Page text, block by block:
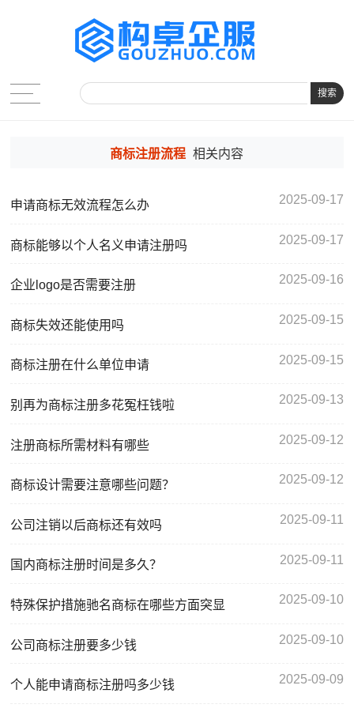
搜索
商标注册流程 相关内容
申请商标无效流程怎么办 2025-09-17
商标能够以个人名义申请注册吗 2025-09-17
企业logo是否需要注册 2025-09-16
商标失效还能使用吗 2025-09-15
商标注册在什么单位申请 2025-09-15
别再为商标注册多花冤枉钱啦 2025-09-13
注册商标所需材料有哪些 2025-09-12
商标设计需要注意哪些问题？ 2025-09-12
公司注销以后商标还有效吗 2025-09-11
国内商标注册时间是多久？ 2025-09-11
特殊保护措施驰名商标在哪些方面突显 2025-09-10
公司商标注册要多少钱 2025-09-10
个人能申请商标注册吗多少钱 2025-09-09